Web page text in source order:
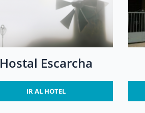
Hostal Escarcha
IR AL HOTEL